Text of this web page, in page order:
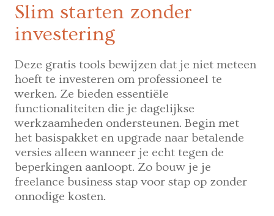
Slim starten zonder
investering
Deze gratis tools bewijzen dat je niet meteen
hoeft te investeren om professioneel te
werken. Ze bieden essentiële
functionaliteiten die je dagelijkse
werkzaamheden ondersteunen. Begin met
het basispakket en upgrade naar betalende
versies alleen wanneer je echt tegen de
beperkingen aanloopt. Zo bouw je je
freelance business stap voor stap op zonder
onnodige kosten.